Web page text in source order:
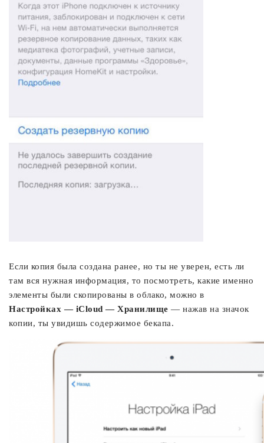
Если копия была создана ранее, но ты не уверен, есть ли
там вся нужная информация, то посмотреть, какие именно
элементы были скопированы в облако, можно в
Настройках — iCloud — Хранилище — нажав на значок
копии, ты увидишь содержимое бекапа.